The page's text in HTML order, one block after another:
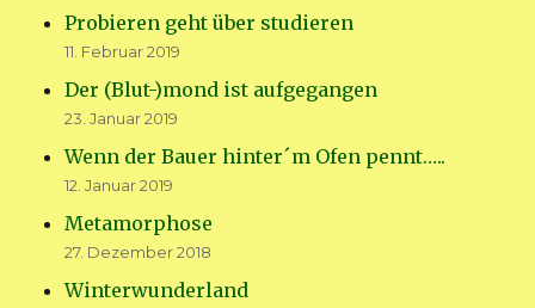
Probieren geht über studieren
11. Februar 2019
Der (Blut-)mond ist aufgegangen
23. Januar 2019
Wenn der Bauer hinter´m Ofen pennt…..
12. Januar 2019
Metamorphose
27. Dezember 2018
Winterwunderland